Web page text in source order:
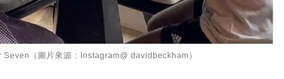
Seven（圖片來源：Instagram@ davidbeckham）